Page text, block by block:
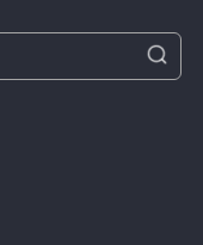
S
e